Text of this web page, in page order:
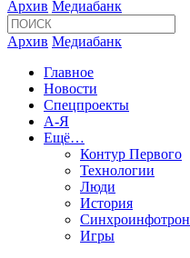
Архив Медиабанк
Архив Медиабанк
Главное
Новости
Спецпроекты
А-Я
Ещё…
Контур Первого
Технологии
Люди
История
Синхроинфотрон
Игры